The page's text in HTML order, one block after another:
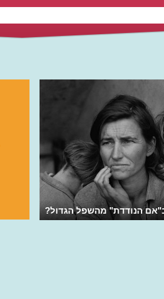
הנודדת" מהשפל הגדול?